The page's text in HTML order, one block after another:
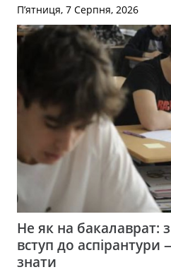
П’ятниця, 7 Серпня, 2026
Не як на бакалаврат:
вступ до
знати